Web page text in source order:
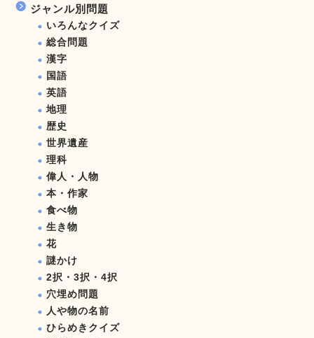
ジャンル別問題
いろんなクイズ
総合問題
漢字
国語
英語
地理
歴史
世界遺産
理科
偉人・人物
本・作家
食べ物
生き物
花
謎かけ
2択・3択・4択
穴埋め問題
人や物の名前
ひらめきクイズ